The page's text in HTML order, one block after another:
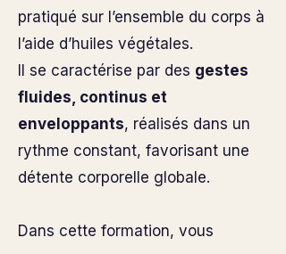
pratiqué sur l’ensemble du corps à
l’aide d’huiles végétales.
Il se caractérise par des gestes
fluides, continus et
enveloppants, réalisés dans un
rythme constant, favorisant une
détente corporelle globale.
Dans cette formation, vous